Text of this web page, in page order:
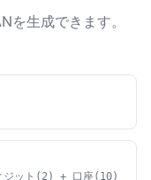
を生成できます。
ジット(2) + 口座(10)